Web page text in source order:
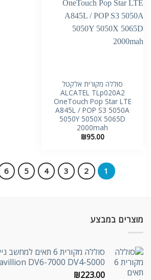
סוללה מקורית אלקטל
ALCATEL TLp020A2
OneTouch Pop Star LTE
A845L / POP S3 5050A
5050Y 5050X 5065D
2000mah
₪95.00
1
2
3
4
5
6
מוצרים במבצע
DV6-7000 DV4-5000
₪223.00